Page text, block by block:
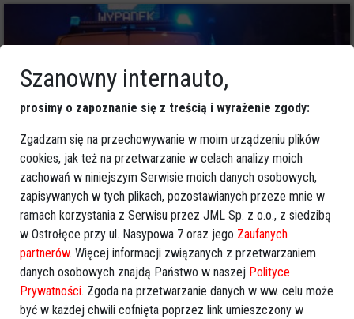
5
Powiat ostrołecki
2021-11-04 18:08
Osobówka wjechała w krowę. Dwie osoby
zabrane do szpitala
Szanowny internauto,
prosimy o zapoznanie się z treścią i wyrażenie zgody:
Zgadzam się na przechowywanie w moim urządzeniu plików
cookies, jak też na przetwarzanie w celach analizy moich
zachowań w niniejszym Serwisie moich danych osobowych,
zapisywanych w tych plikach, pozostawianych przeze mnie w
ramach korzystania z Serwisu przez JML Sp. z o.o., z siedzibą
w Ostrołęce przy ul. Nasypowa 7 oraz jego Zaufanych
partnerów. Więcej informacji związanych z przetwarzaniem
danych osobowych znajdą Państwo w naszej Polityce
Prywatności. Zgoda na przetwarzanie danych w ww. celu może
być w każdej chwili cofnięta poprzez link umieszczony w